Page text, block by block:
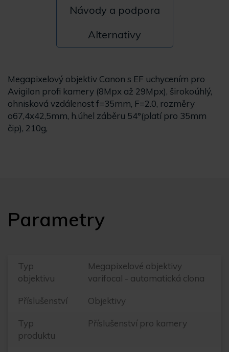
Návody a podpora
Alternativy
Megapixelový objektiv Canon s EF uchycením pro
Avigilon profi kamery (8Mpx až 29Mpx), širokoúhlý,
ohnisková vzdálenost f=35mm, F=2.0, rozměry
o67,4x42,5mm, h.úhel záběru 54°(platí pro 35mm
čip), 210g,
Parametry
Typ
objektivu
Megapixelové objektivy
varifocal - automatická clona
Příslušenství Objektivy
Typ
produktu
Příslušenství pro kamery